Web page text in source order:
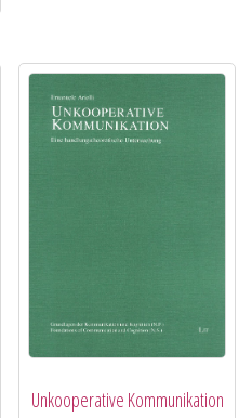
Unkooperative Kommunikation